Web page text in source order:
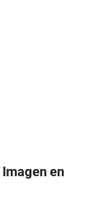
en